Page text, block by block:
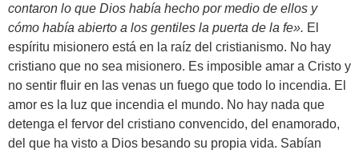
contaron lo que Dios había hecho por medio de ellos y
cómo había abierto a los gentiles la puerta de la fe». El
espíritu misionero está en la raíz del cristianismo. No hay
cristiano que no sea misionero. Es imposible amar a Cristo y
no sentir fluir en las venas un fuego que todo lo incendia. El
amor es la luz que incendia el mundo. No hay nada que
detenga el fervor del cristiano convencido, del enamorado,
del que ha visto a Dios besando su propia vida. Sabían